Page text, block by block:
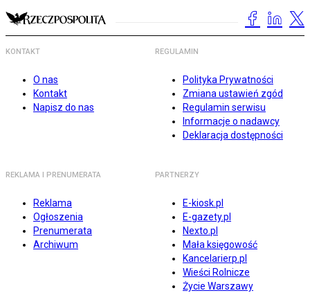
KONTAKT
O nas
Kontakt
Napisz do nas
REGULAMIN
Polityka Prywatności
Zmiana ustawień zgód
Regulamin serwisu
Informacje o nadawcy
Deklaracja dostępności
REKLAMA I PRENUMERATA
Reklama
Ogłoszenia
Prenumerata
Archiwum
PARTNERZY
E-kiosk.pl
E-gazety.pl
Nexto.pl
Mała księgowość
Kancelarierp.pl
Wieści Rolnicze
Życie Warszawy